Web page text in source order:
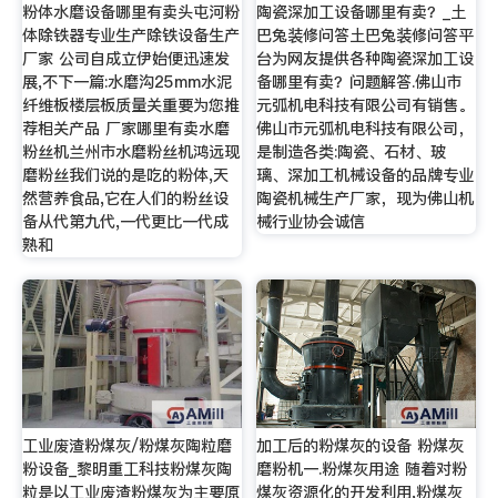
粉体水磨设备哪里有卖头屯河粉
体除铁器专业生产除铁设备生产
厂家 公司自成立伊始便迅速发
展,不下一篇:水磨沟25mm水泥
纤维板楼层板质量关重要为您推
荐相关产品 厂家哪里有卖水磨
粉丝机兰州市水磨粉丝机鸿远现
磨粉丝我们说的是吃的粉体,天
然营养食品,它在人们的粉丝设
备从代第九代,一代更比一代成
熟和
陶瓷深加工设备哪里有卖？_土
巴兔装修问答土巴兔装修问答平
台为网友提供各种陶瓷深加工设
备哪里有卖？问题解答.佛山市
元弧机电科技有限公司有销售。
佛山市元弧机电科技有限公司，
是制造各类:陶瓷、石材、玻
璃、深加工机械设备的品牌专业
陶瓷机械生产厂家，现为佛山机
械行业协会诚信
工业废渣粉煤灰/粉煤灰陶粒磨
粉设备_黎明重工科技粉煤灰陶
粒是以工业废渣粉煤灰为主要原
加工后的粉煤灰的设备 粉煤灰
磨粉机一.粉煤灰用途 随着对粉
煤灰资源化的开发利用,粉煤灰